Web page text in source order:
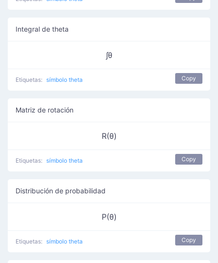
Integral de theta
∫θ
Etiquetas: símbolo theta Copy
Matriz de rotación
R(θ)
Etiquetas: símbolo theta Copy
Distribución de probabilidad
P(θ)
Etiquetas: símbolo theta Copy